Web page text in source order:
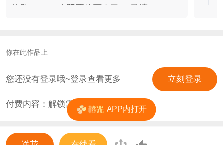
快跑。 ——太阳要掉下来了。 导演——
你在此作品上
您还没有登录哦~登录查看更多 立刻登录
付费内容：解锁需 1花
APP内打开